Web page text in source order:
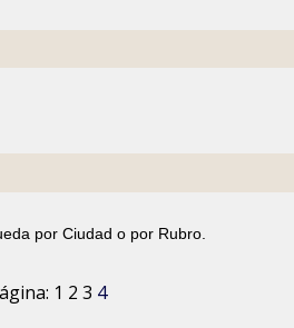
por Ciudad o por Rubro.
1 2 3 4